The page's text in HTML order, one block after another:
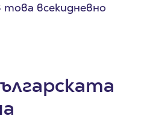
всекидневно